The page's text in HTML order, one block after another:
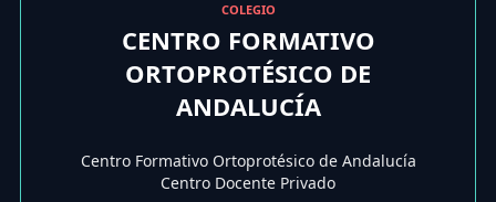
COLEGIO
CENTRO FORMATIVO
ORTOPROTÉSICO DE
ANDALUCÍA
Centro Formativo Ortoprotésico de Andalucía
Centro Docente Privado